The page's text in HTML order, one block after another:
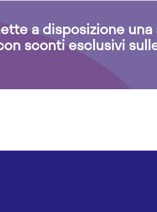
a disposizione
sconti esclusivi